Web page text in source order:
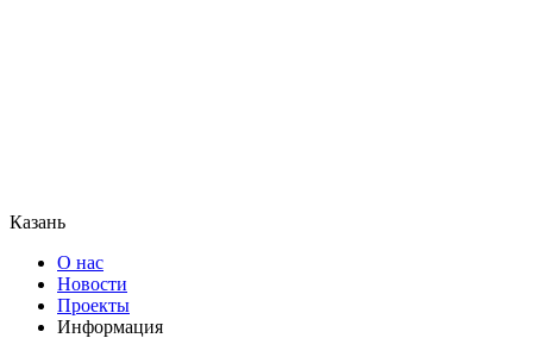
Казань
О нас
Новости
Проекты
Информация